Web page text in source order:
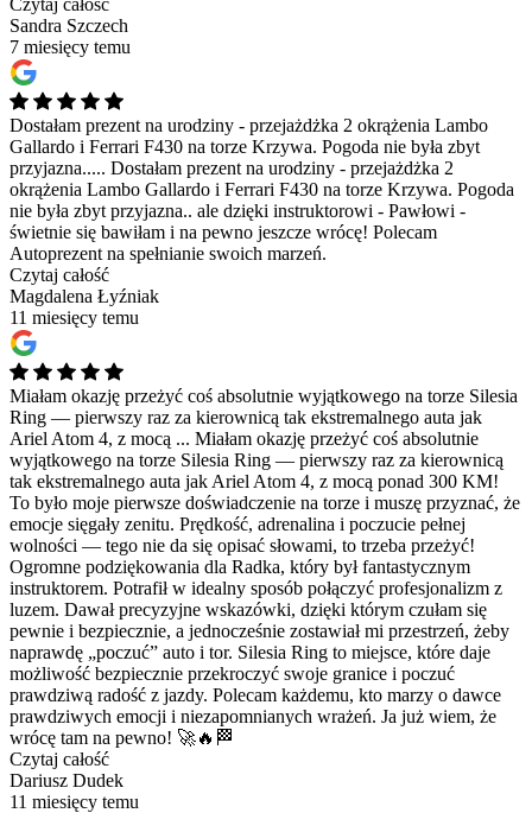
Sandra Szczech
7 miesięcy temu
Dostałam prezent na urodziny - przejażdżka 2 okrążenia Lambo
Gallardo i Ferrari F430 na torze Krzywa. Pogoda nie była zbyt
przyjazna..... Dostałam prezent na urodziny - przejażdżka 2
okrążenia Lambo Gallardo i Ferrari F430 na torze Krzywa. Pogoda
nie była zbyt przyjazna.. ale dzięki instruktorowi - Pawłowi -
świetnie się bawiłam i na pewno jeszcze wrócę! Polecam
Autoprezent na spełnianie swoich marzeń.
Czytaj całość
Magdalena Łyźniak
11 miesięcy temu
Miałam okazję przeżyć coś absolutnie wyjątkowego na torze Silesia
Ring — pierwszy raz za kierownicą tak ekstremalnego auta jak
Ariel Atom 4, z mocą ... Miałam okazję przeżyć coś absolutnie
wyjątkowego na torze Silesia Ring — pierwszy raz za kierownicą
tak ekstremalnego auta jak Ariel Atom 4, z mocą ponad 300 KM!
To było moje pierwsze doświadczenie na torze i muszę przyznać, że
emocje sięgały zenitu. Prędkość, adrenalina i poczucie pełnej
wolności — tego nie da się opisać słowami, to trzeba przeżyć!
Ogromne podziękowania dla Radka, który był fantastycznym
instruktorem. Potrafił w idealny sposób połączyć profesjonalizm z
luzem. Dawał precyzyjne wskazówki, dzięki którym czułam się
pewnie i bezpiecznie, a jednocześnie zostawiał mi przestrzeń, żeby
naprawdę „poczuć” auto i tor. Silesia Ring to miejsce, które daje
możliwość bezpiecznie przekroczyć swoje granice i poczuć
prawdziwą radość z jazdy. Polecam każdemu, kto marzy o dawce
prawdziwych emocji i niezapomnianych wrażeń. Ja już wiem, że
wrócę tam na pewno! 🚀🔥🏁
Czytaj całość
Dariusz Dudek
11 miesięcy temu